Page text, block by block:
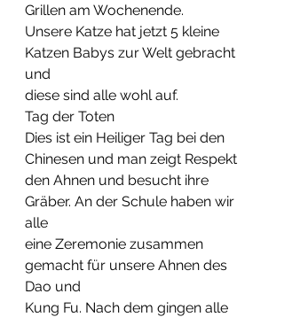
Grillen am Wochenende.
Unsere Katze hat jetzt 5 kleine
Katzen Babys zur Welt gebracht
und
diese sind alle wohl auf.
Tag der Toten
Dies ist ein Heiliger Tag bei den
Chinesen und man zeigt Respekt
den Ahnen und besucht ihre
Gräber. An der Schule haben wir
alle
eine Zeremonie zusammen
gemacht für unsere Ahnen des
Dao und
Kung Fu. Nach dem gingen alle